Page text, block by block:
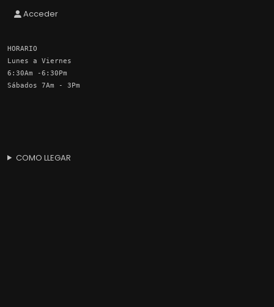
Acceder
HORARIO
Lunes a Viernes
6:30Am -6:30Pm
Sábados 7Am - 3Pm
COMO LLEGAR